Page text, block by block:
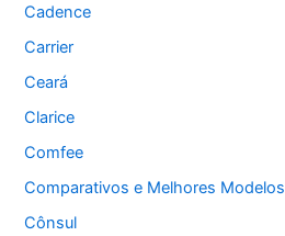
Cadence
Carrier
Ceará
Clarice
Comfee
Comparativos e Melhores Modelos
Cônsul